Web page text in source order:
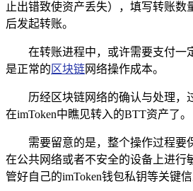
止出错致使资产丢失），填写转账数
后发起转账。
在转账进程中，或许需要支付一
是正常的 区块链网络操作成本。
历经区块链网络的确认与处理，
在imToken中瞧见转入的BTT资产了。
需要留意的是，整个操作过程要
在公共网络或者不安全的设备上进行
管好自己的imToken钱包私钥等关键